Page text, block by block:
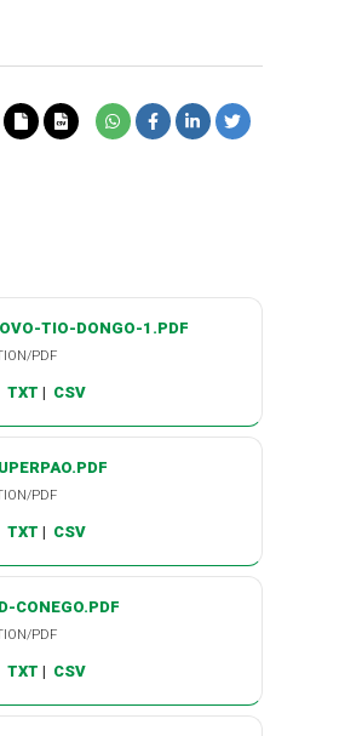
TIO-DONGO-1.PDF
PDF
TXT | CSV
PDF
TXT | CSV
CONEGO.PDF
PDF
TXT | CSV